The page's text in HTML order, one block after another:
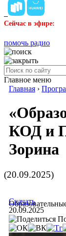
Сейчас в эфире:
помочь радио
Главное меню
Главная ›
КОД и
Зорина
(20.09.2025)
Скачать
20.09.2025